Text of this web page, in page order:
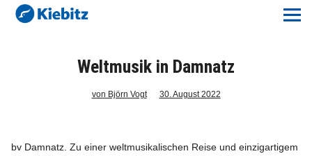
Kiebitz-Online
Aktuelles E-Paper
Weltmusik in Damnatz
von Björn Vogt 30. August 2022
bv Damnatz. Zu einer weltmusikalischen Reise und einzigartigem